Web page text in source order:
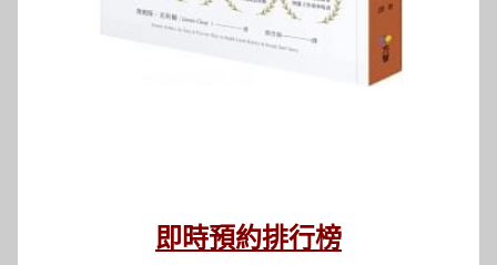
即時預約排行榜